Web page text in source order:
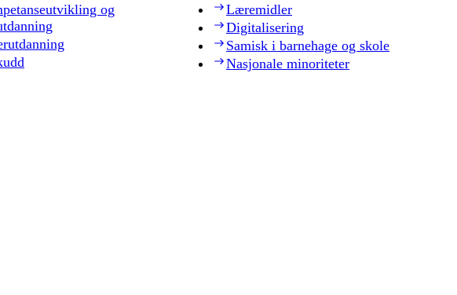
og
Læremidler
Digitalisering
Samisk i barnehage og skole
Nasjonale minoriteter